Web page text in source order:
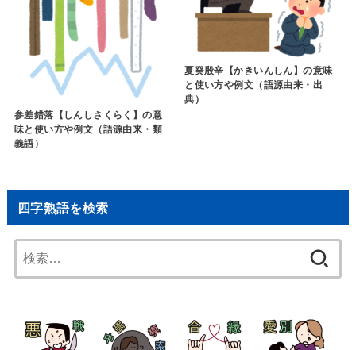
参差錯落【しんしさくらく】の意
味と使い方や例文（語源由来・類
義語）
夏癸殷辛【かきいんしん】の意味
と使い方や例文（語源由来・出
典）
四字熟語を検索
索: